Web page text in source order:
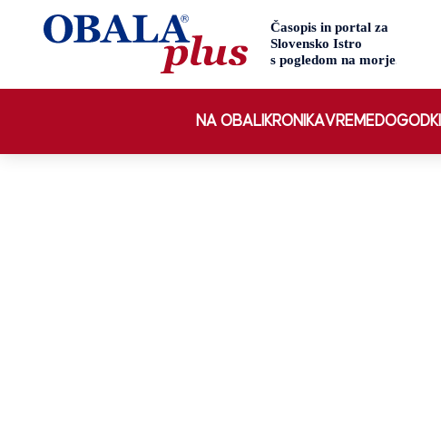
NA OBALI KRONIKAVREMEDOGODKI